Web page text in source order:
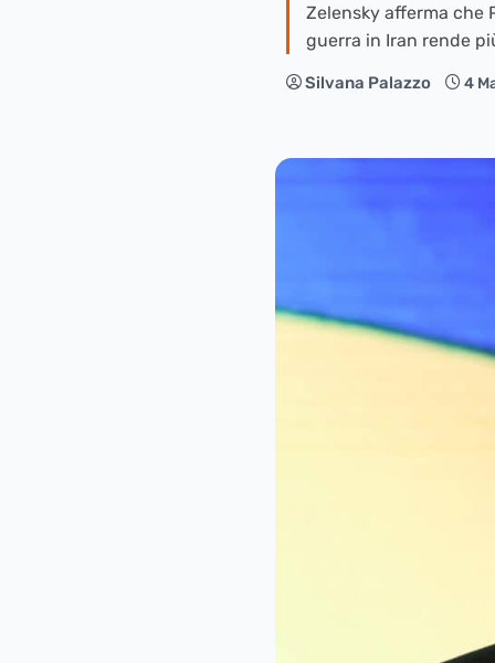
Zelensky afferma che
guerra in Iran rende
Silvana Palazzo 4